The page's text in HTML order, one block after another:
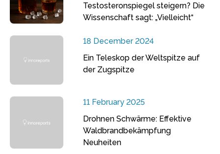
Testosteronspiegel steigern? Die
Wissenschaft sagt: „Vielleicht“
18 December 2024
Ein Teleskop der Weltspitze auf
der Zugspitze
11 February 2025
Drohnen Schwärme: Effektive
Waldbrandbekämpfung
Neuheiten